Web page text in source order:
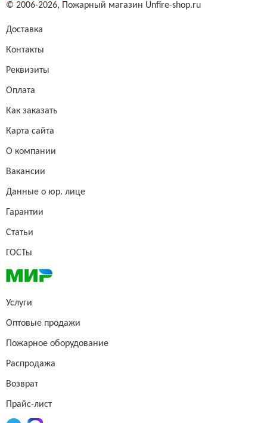
© 2006-2026, Пожарный магазин Unfire-shop.ru
Доставка
Контакты
Реквизиты
Оплата
Как заказать
Карта сайта
О компании
Вакансии
Данные о юр. лице
Гарантии
Статьи
ГОСТы
Услуги
Оптовые продажи
Пожарное оборудование
Распродажа
Возврат
Прайс-лист